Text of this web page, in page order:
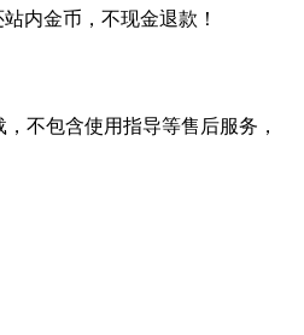
内金币，不现金退款！
不包含使用指导等售后服务，